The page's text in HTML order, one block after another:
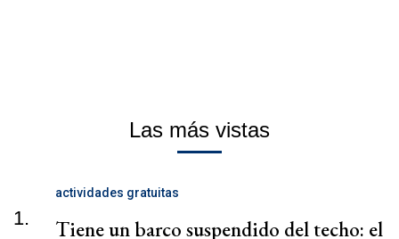
Las más vistas
1.
actividades gratuitas
Tiene un barco suspendido del techo: el